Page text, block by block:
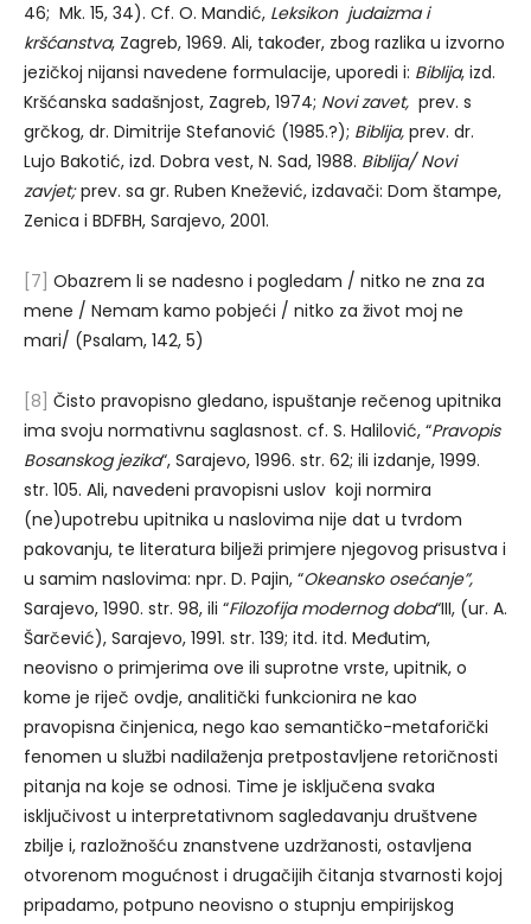
46; Mk. 15, 34). Cf. O. Mandić, Leksikon judaizma i
kršćanstva, Zagreb, 1969. Ali, također, zbog razlika u izvorno
jezičkoj nijansi navedene formulacije, uporedi i: Biblija, izd.
Kršćanska sadašnjost, Zagreb, 1974; Novi zavet, prev. s
grčkog, dr. Dimitrije Stefanović (1985.?); Biblija, prev. dr.
Lujo Bakotić, izd. Dobra vest, N. Sad, 1988. Biblija/ Novi
zavjet;prev. sa gr. Ruben Knežević, izdavači: Dom štampe,
Zenica i BDFBH, Sarajevo, 2001.
[7] Obazrem li se nadesno i pogledam / nitko ne zna za
mene / Nemam kamo pobjeći / nitko za život moj ne
mari/ (Psalam, 142, 5)
[8] Čisto pravopisno gledano, ispuštanje rečenog upitnika
ima svoju normativnu saglasnost. cf. S. Halilović, “Pravopis
Bosanskog jezika“, Sarajevo, 1996. str. 62; ili izdanje, 1999.
str. 105. Ali, navedeni pravopisni uslov koji normira
(ne)upotrebu upitnika u naslovima nije dat u tvrdom
pakovanju, te literatura bilježi primjere njegovog prisustva i
u samim naslovima: npr. D. Pajin, “Okeansko osećanje”,
Sarajevo, 1990. str. 98, ili “Filozofija modernog doba“III, (ur. A.
Šarčević), Sarajevo, 1991. str. 139; itd. itd. Međutim,
neovisno o primjerima ove ili suprotne vrste, upitnik, o
kome je riječ ovdje, analitički funkcionira ne kao
pravopisna činjenica, nego kao semantičko-metaforički
fenomen u službi nadilaženja pretpostavljene retoričnosti
pitanja na koje se odnosi. Time je isključena svaka
isključivost u interpretativnom sagledavanju društvene
zbilje i, razložnošću znanstvene uzdržanosti, ostavljena
otvorenom mogućnost i drugačijih čitanja stvarnosti kojoj
pripadamo, potpuno neovisno o stupnju empirijskog